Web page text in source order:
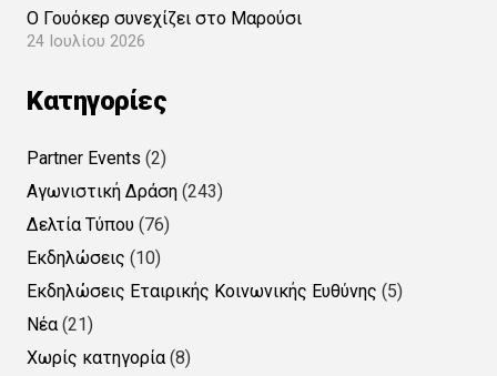
Ο Γουόκερ συνεχίζει στο Μαρούσι
24 Ιουλίου 2026
Kατηγορίες
Partner Events (2)
Αγωνιστική Δράση (243)
Δελτία Τύπου (76)
Εκδηλώσεις (10)
Εκδηλώσεις Εταιρικής Κοινωνικής Ευθύνης (5)
Νέα(21)
Χωρίς κατηγορία(8)